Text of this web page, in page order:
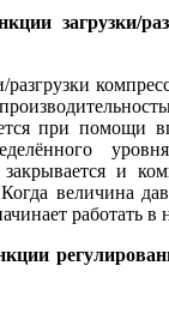
загрузки/
при помощи
и
величина
работать